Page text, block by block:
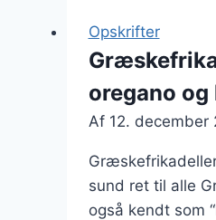
Opskrifter
oregano
Af 12. december
sund ret til alle
også kendt som